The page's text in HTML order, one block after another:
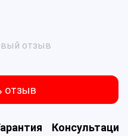
отзыв
отзыв
Консультация